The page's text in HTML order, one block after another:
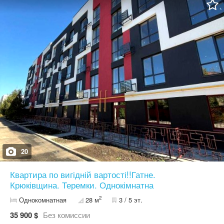
кімнаті є панорамне вікно "Rehau" з подвійним
енергозберігаючим склопакетом. Встановлений двоконтурний
газовий котел. У ванній кімнаті заведені комунікації.
Централізована каналізація. Двері вхідні: Броньовані (вир.
Україна) з МДФ накладками та двома замками. Встановлені
лічильники на світло, воду, газ. Санвузол спільний. Ліфт
працює. Дитячий та спортивний майданчик. Закрита територія.
Відеоспостереження. Площа квартири: 31м2 Кухня 13м2 Кімната
11м2 Санвузол 4м2 Передпокій 4м2 Розвинута інфраструктура.
Все в кроковій доступності. Поруч м. Теремки, АТБ, Мегамаркет,
McDonald’s через дорогу, Аврора, Аптеки, кав'ярні, Одеське
шосе, автобусні зупинки, UPG, SOCAR, Епіцентр через дорогу, і
безліч різних необхідних магазинів. За додатковою інформацією
та домовитися на перегляд дзвоніть
20
Квартира по вигідній вартості!!Гатне.
Крюківщина. Теремки. Однокімнатна
Однокомнатная 28 м2 3 / 5 эт.
35 900 $ Без комиссии